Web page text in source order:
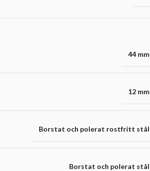
44 mm
12 mm
Borstat och polerat rostfritt stål
Borstat och polerat stål